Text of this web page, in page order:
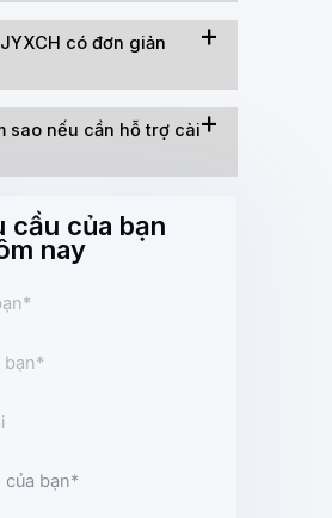
có đơn giản
sao nếu cần hỗ trợ cài
cầu của bạn
nay